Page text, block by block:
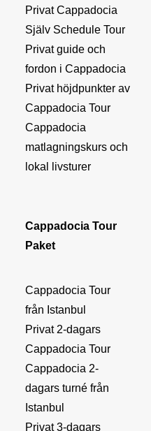
Privat Cappadocia
Själv Schedule Tour
Privat guide och
fordon i Cappadocia
Privat höjdpunkter av
Cappadocia Tour
Cappadocia
matlagningskurs och
lokal livsturer
Cappadocia Tour
Paket
Cappadocia Tour
från Istanbul
Privat 2-dagars
Cappadocia Tour
Cappadocia 2-
dagars turné från
Istanbul
Privat 3-dagars